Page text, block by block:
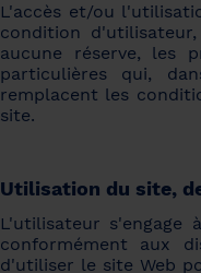
L'accès et/ou
condition
aucune réserve, les
particulières qui,
remplacent les
site.
Utilisation du site,
L'utilisateur s'engage
conformément aux
d'utiliser le site Web